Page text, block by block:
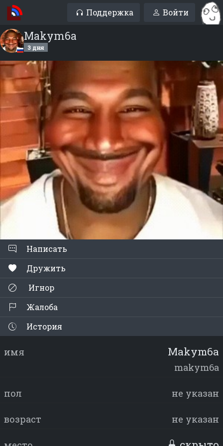
Поддержка Войти
Makym6a
3 дня
Написать
Дружить
Игнор
Жалоба
История
имя Makym6a
makym6a
пол не указан
возраст не указан